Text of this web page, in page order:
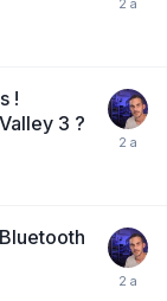
!
3 ?